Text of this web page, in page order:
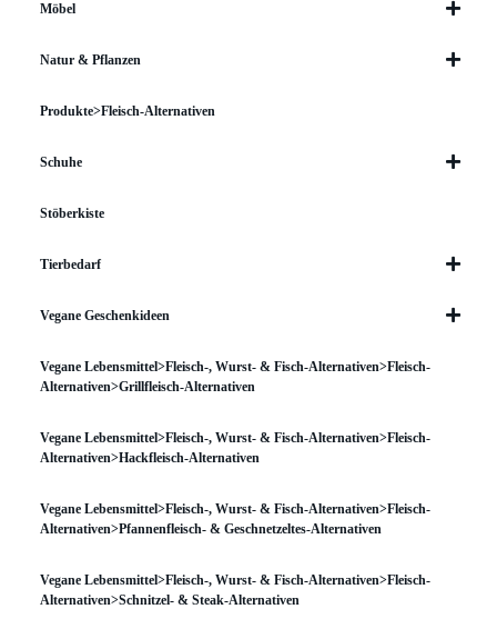
Möbel
Natur & Pflanzen
Produkte>Fleisch-Alternativen
Schuhe
Stöberkiste
Tierbedarf
Vegane Geschenkideen
Vegane Lebensmittel>Fleisch-, Wurst- & Fisch-Alternativen>Fleisch-
Alternativen>Grillfleisch-Alternativen
Vegane Lebensmittel>Fleisch-, Wurst- & Fisch-Alternativen>Fleisch-
Alternativen>Hackfleisch-Alternativen
Vegane Lebensmittel>Fleisch-, Wurst- & Fisch-Alternativen>Fleisch-
Alternativen>Pfannenfleisch- & Geschnetzeltes-Alternativen
Vegane Lebensmittel>Fleisch-, Wurst- & Fisch-Alternativen>Fleisch-
Alternativen>Schnitzel- & Steak-Alternativen